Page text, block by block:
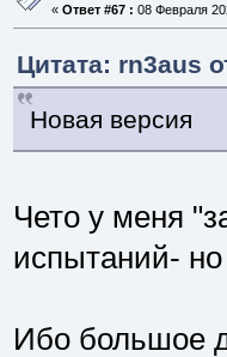
« Ответ #67 : 08 Февраля
Цитата: rn3aus
Новая версия
Чето у меня
испытаний-
Ибо большое